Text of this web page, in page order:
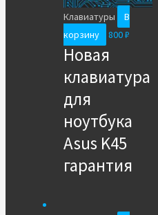
Клавиатуры
В
корзину
800₽
Новая
клавиатура
для
ноутбука
Asus K45
гарантия